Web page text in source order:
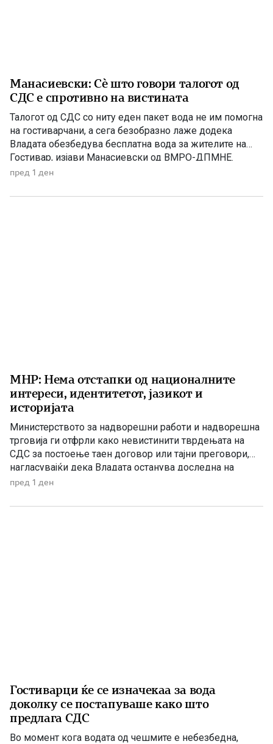
Манасиевски: Сè што говори талогот од
СДС е спротивно на вистината
Талогот од СДС со ниту еден пакет вода не им помогна
на гостиварчани, а сега безобразно лаже додека
Владата обезбедува бесплатна вода за жителите на
Гостивар, изјави Манасиевски од ВМРО-ДПМНЕ.
„Колку злоба и неискреност има во СДС, кога дрско се
интереси со водата што Владата бесплатно им ја дели
пред 1 ден
МНР: Нема отстапки од националните
интереси, идентитетот, јазикот и
историјата
Министерството за надворешни работи и надворешна
трговија ги отфрли како невистинити тврдењата на
СДС за постоење таен договор или тајни преговори,
нагласувајќи дека Владата останува доследна на
утврдените државни позиции и нема да прифати
идентитетот, јазикот и историјата. „Денешната прес-
пред 1 ден
Гостиварци ќе се изначекаа за вода
доколку се постапуваше како што
предлага СДС
Во момент кога водата од чешмите е небезбедна,